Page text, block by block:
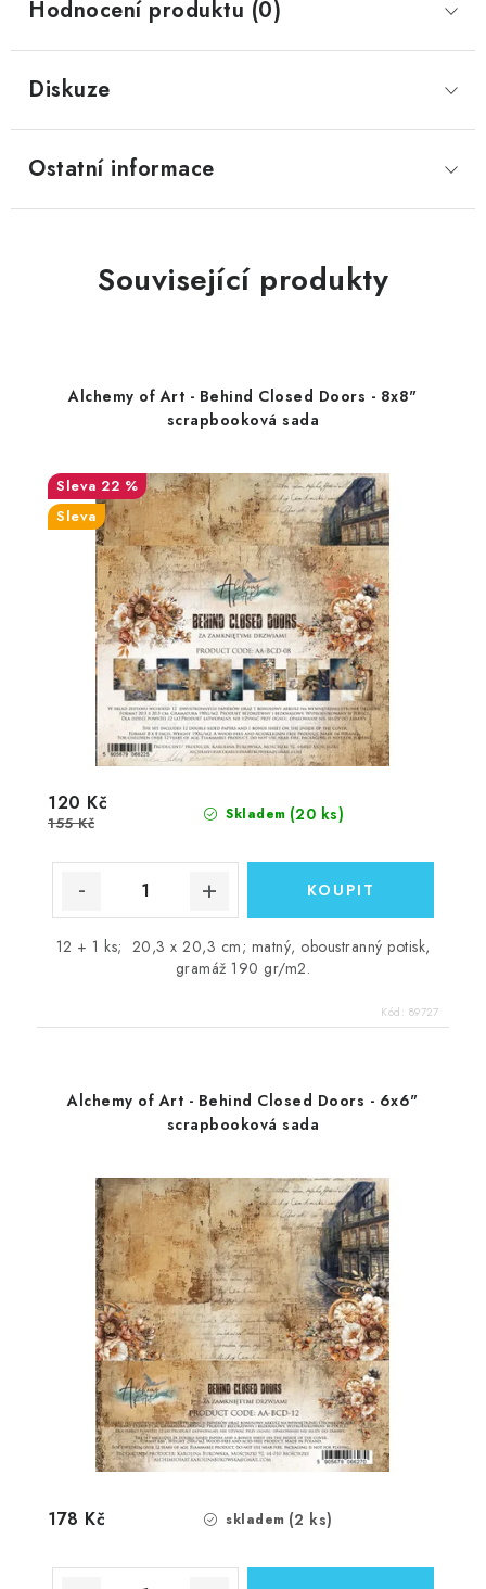
Hodnocení produktu (0)
Diskuze
Ostatní informace
Související produkty
Alchemy of Art - Behind Closed Doors - 8x8"
scrapbooková sada
22 %
Sleva
Skladem (20 ks)
120 Kč
155 Kč
12 + 1 ks; 20,3 x 20,3 cm; matný, oboustranný potisk,
gramáž 190 gr/m2.
Kód: 89727
Alchemy of Art - Behind Closed Doors - 6x6"
scrapbooková sada
skladem (2 ks)
178 Kč